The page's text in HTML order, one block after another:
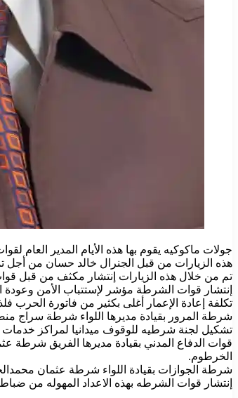
جولات ماكوكيه يقوم بها هذه الأيام المدير
هذه الزيارات من قبل الجنرال خالد حسان من أجل
تم من خلال هذه الزيارات إنتشار مكثف من قبل
إنتشار قوات الشرطة مؤشر لإستتباب الأمن
تكلفة إعادة الإعمار أغلى بكثير من فاتورة الحرب
شرطة المرور بقيادة مديرها اللواء شرطة سراج
تشكيل لجنة شرطيه للوقوف ميدانيا لمراكز
قوات الدفاع المدني بقيادة مديرها الفريق شرطة
الخرطوم.
شرطة الجوازات بقيادة اللواء شرطة عثمان
إنتشار قوات الشرطه بهذه الاعداد المهوله من